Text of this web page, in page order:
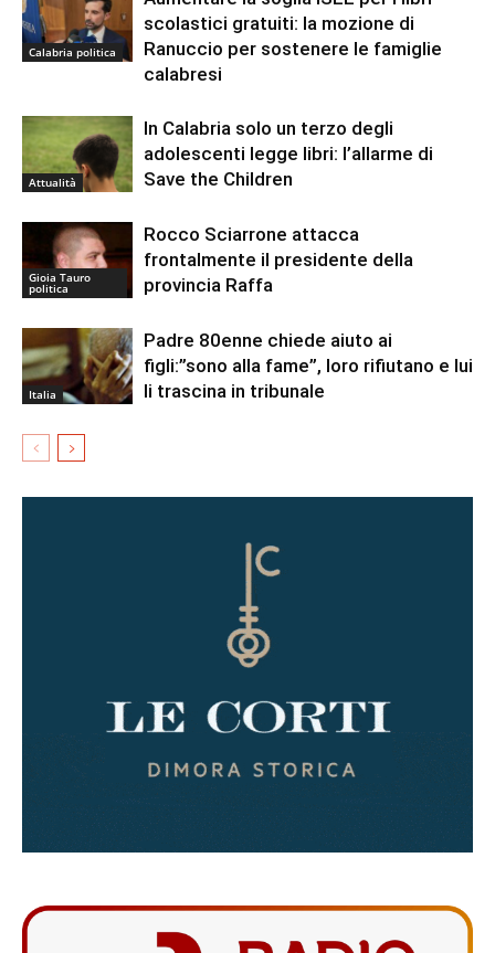
Calabria politica
scolastici gratuiti: la mozione di
Ranuccio per sostenere le famiglie
calabresi
Attualità
In Calabria solo un terzo degli
adolescenti legge libri: l’allarme di
Save the Children
Gioia Tauro
politica
Rocco Sciarrone attacca
frontalmente il presidente della
provincia Raffa
Italia
Padre 80enne chiede aiuto ai
figli:”sono alla fame”, loro rifiutano e lui
li trascina in tribunale